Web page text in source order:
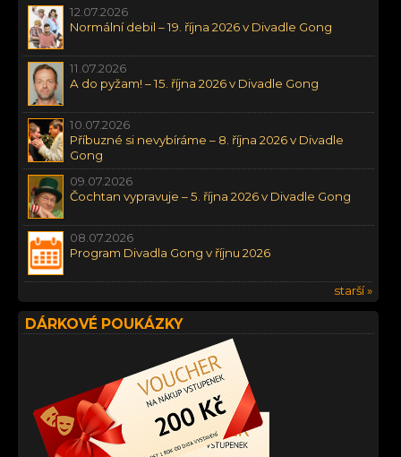
12.07.2026
Normální debil – 19. října 2026 v Divadle Gong
11.07.2026
A do pyžam! – 15. října 2026 v Divadle Gong
10.07.2026
Příbuzné si nevybíráme – 8. října 2026 v Divadle
Gong
09.07.2026
Čochtan vypravuje – 5. října 2026 v Divadle Gong
08.07.2026
Program Divadla Gong v říjnu 2026
starší »
DÁRKOVÉ POUKÁZKY